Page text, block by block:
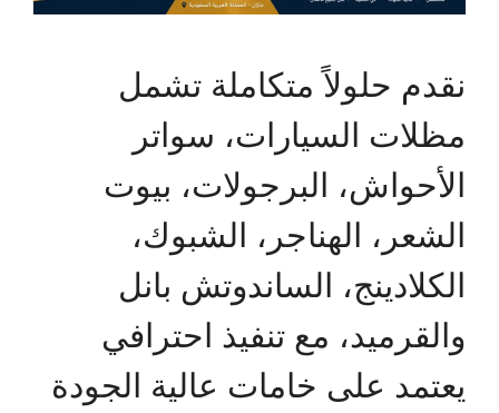
نقدم حلولاً متكاملة تشمل
مظلات السيارات، سواتر
الأحواش، البرجولات، بيوت
الشعر، الهناجر، الشبوك،
الكلادينج، الساندوتش بانل
والقرميد، مع تنفيذ احترافي
يعتمد على خامات عالية الجودة